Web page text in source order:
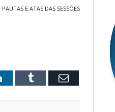
PAUTAS E ATAS DAS SESSÕES
LinkedInTumblr Email